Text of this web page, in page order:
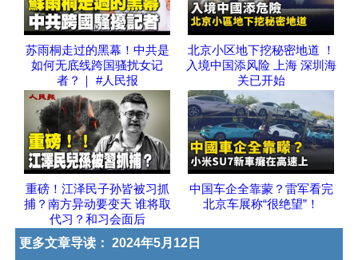
苏雨桐走过的黑幕！中共是
如何无底线跨国骚扰女记
者？｜ #人民报
北京小区地下挖秘密地道 ！
入境中国添风险 上海 深圳海
关已开始
重磅！江泽民子孙皆被习抓
捕？南方异动要变天 谁将取
代习？和习会面后
中国车企全靠蒙？雷军看完
北京车展称“很绝望”！
更多文章导读： 2024年5月12日